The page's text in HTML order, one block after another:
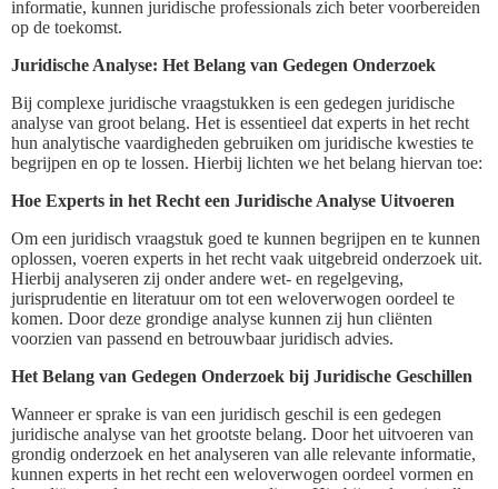
informatie, kunnen juridische professionals zich beter voorbereiden
op de toekomst.
Juridische Analyse: Het Belang van Gedegen Onderzoek
Bij complexe juridische vraagstukken is een gedegen juridische
analyse van groot belang. Het is essentieel dat experts in het recht
hun analytische vaardigheden gebruiken om juridische kwesties te
begrijpen en op te lossen. Hierbij lichten we het belang hiervan toe:
Hoe Experts in het Recht een Juridische Analyse Uitvoeren
Om een juridisch vraagstuk goed te kunnen begrijpen en te kunnen
oplossen, voeren experts in het recht vaak uitgebreid onderzoek uit.
Hierbij analyseren zij onder andere wet- en regelgeving,
jurisprudentie en literatuur om tot een weloverwogen oordeel te
komen. Door deze grondige analyse kunnen zij hun cliënten
voorzien van passend en betrouwbaar juridisch advies.
Het Belang van Gedegen Onderzoek bij Juridische Geschillen
Wanneer er sprake is van een juridisch geschil is een gedegen
juridische analyse van het grootste belang. Door het uitvoeren van
grondig onderzoek en het analyseren van alle relevante informatie,
kunnen experts in het recht een weloverwogen oordeel vormen en